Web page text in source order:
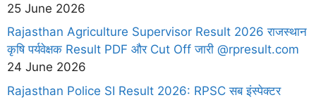
25 June 2026
Rajasthan Agriculture Supervisor Result 2026 राजस्थान
कृषि पर्यवेक्षक Result PDF और Cut Off जारी @rpresult.com
24 June 2026
Rajasthan Police SI Result 2026: RPSC सब इंस्पेक्टर